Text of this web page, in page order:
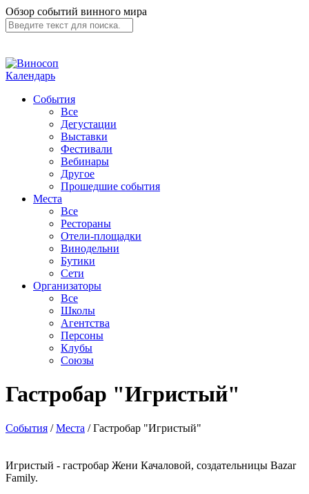
Обзор событий винного мира
Календарь
События
Все
Дегустации
Выставки
Фестивали
Вебинары
Другое
Прошедшие события
Места
Все
Рестораны
Отели-площадки
Винодельни
Бутики
Сети
Организаторы
Все
Школы
Агентства
Персоны
Клубы
Союзы
Гастробар "Игристый"
События /Места /Гастробар "Игристый"
Игристый - гастробар Жени Качаловой, создательницы Bazar
Family.